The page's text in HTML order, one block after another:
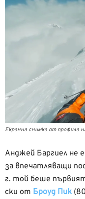
Екранна снимка от профила
Анджей Баргиел не
за впечатляващи
г. той беше първият
ски от Броуд Пик